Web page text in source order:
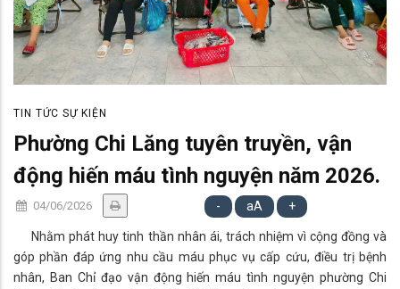
TIN TỨC SỰ KIỆN
Phường Chi Lăng tuyên truyền, vận
động hiến máu tình nguyện năm 2026.
04/06/2026 - aA +
Nhằm phát huy tinh thần nhân ái, trách nhiệm vì cộng đồng và
góp phần đáp ứng nhu cầu máu phục vụ cấp cứu, điều trị bệnh
nhân, Ban Chỉ đạo vận động hiến máu tình nguyện phường Chi